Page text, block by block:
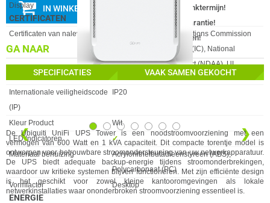
❮ ❯
De Ubiquiti UniFi UPS Tower is een noodstroomvoorziening met een
vermogen van 600 Watt en 1 kVA capaciteit. Dit compacte torentje model is
ontworpen voor betrouwbare stroomondersteuning van uw netwerkapparatuur.
De UPS biedt adequate backup-energie tijdens stroomonderbrekingen,
waardoor uw kritieke systemen blijven functioneren. Met zijn efficiënte design
is het geschikt voor zowel kleine kantooromgevingen als lokale
netwerkinstallaties waar ononderbroken stroomvoorziening essentieel is.
IN WINKELMAND 30 dagen bedenktermijn!
24 maanden garantie!
Achteraf betalen!
GA NAAR
SPECIFICATIES VAAK SAMEN GEKOCHT
Eigenschap Waarde
Display
CERTIFICATEN
Eigenschap Waarde
Certificaten van naleving
CE, Federal Communications Commission
(FCC), Industry Canada (IC), National
Defense Authorization Act (NDAA), UL
DESIGN
Eigenschap Waarde
Internationale veiligheidscode
(IP)
IP20
Kleur Product
Wit
LED Indicatoren
✓︎
Materiaal behuizing
Acrylonitrielbutadieenstyreen (ABS),
Polycarbonaat (PC)
Vormfactor
Desktop
ENERGIE